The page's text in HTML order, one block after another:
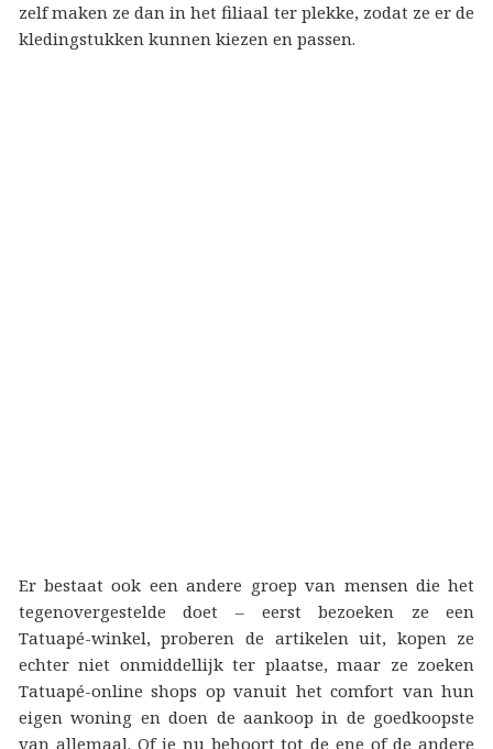
zelf maken ze dan in het filiaal ter plekke, zodat ze er de
kledingstukken kunnen kiezen en passen.
Er bestaat ook een andere groep van mensen die het
tegenovergestelde doet – eerst bezoeken ze een
Tatuapé-winkel, proberen de artikelen uit, kopen ze
echter niet onmiddellijk ter plaatse, maar ze zoeken
Tatuapé-online shops op vanuit het comfort van hun
eigen woning en doen de aankoop in de goedkoopste
van allemaal. Of je nu behoort tot de ene of de andere